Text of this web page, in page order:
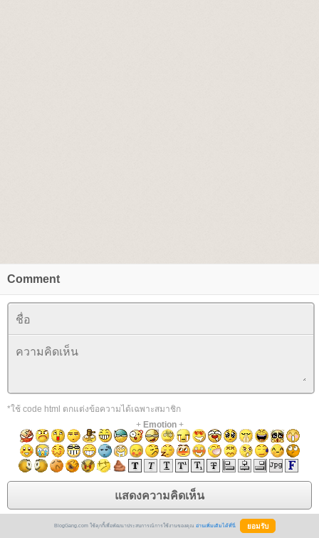
Comment
*ใช้ code html ตกแต่งข้อความได้เฉพาะสมาชิก
+ Emotion+
BlogGang.com ใช้คุกกี้เพื่อพัฒนาประสบการณ์การใช้งานของคุณ อ่านเพิ่มเติมได้ที่นี่